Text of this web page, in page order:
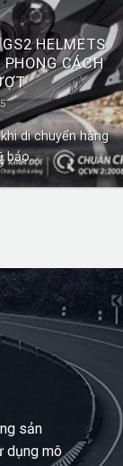
HELMETS
CÁCH
di chuyển hằng
bảo...
sản
dụng mô